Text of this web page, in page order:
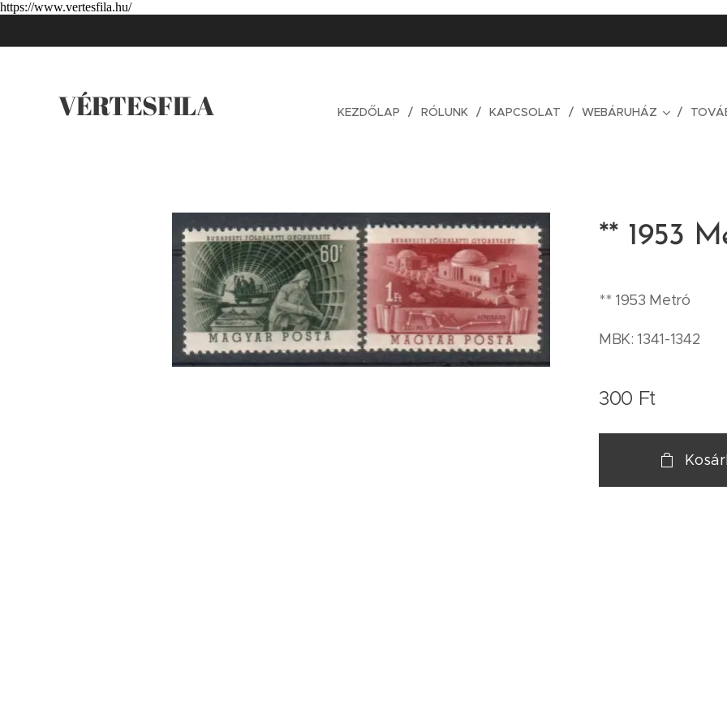
https://www.vertesfila.hu/
VÉRTESFILA KEZDŐLAP RÓLUNK KAPCSOLAT WEBÁRUHÁZ
** 1953
** 1953 Metró
MBK: 1341-1342
300 Ft